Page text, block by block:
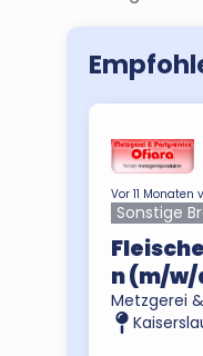
Vor 11
Sonstige
n (m/
Metzgerei